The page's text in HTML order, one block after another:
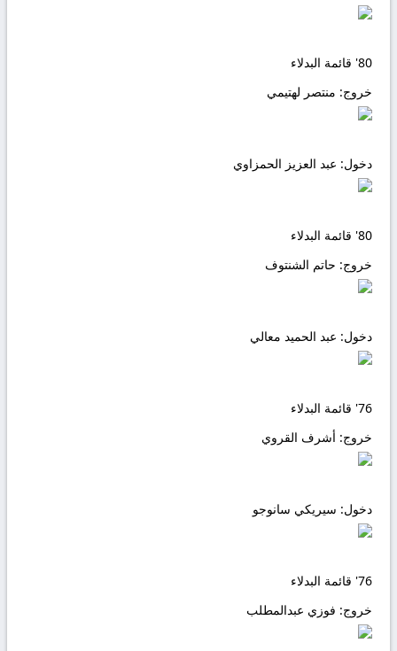
80' قائمة البدلاء
خروج: منتصر لهتيمي
دخول: عبد العزيز الحمزاوي
80' قائمة البدلاء
خروج: حاتم الشنتوف
دخول: عبد الحميد معالي
76' قائمة البدلاء
خروج: أشرف القروي
دخول: سيريكي سانوجو
76' قائمة البدلاء
خروج: فوزي عبدالمطلب